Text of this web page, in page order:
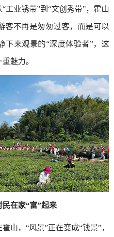
工业锈带”到“文创秀带”，霍山
客不再是匆匆过客，而是可以
下来观景的“深度体验者”，这
魅力。
民在家“富”起来
山，“风景”正在变成“钱景”，